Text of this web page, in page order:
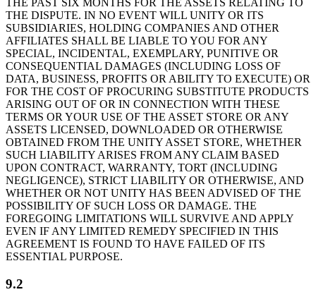
THE PAST SIX MONTHS FOR THE ASSETS RELATING TO
THE DISPUTE. IN NO EVENT WILL UNITY OR ITS
SUBSIDIARIES, HOLDING COMPANIES AND OTHER
AFFILIATES SHALL BE LIABLE TO YOU FOR ANY
SPECIAL, INCIDENTAL, EXEMPLARY, PUNITIVE OR
CONSEQUENTIAL DAMAGES (INCLUDING LOSS OF
DATA, BUSINESS, PROFITS OR ABILITY TO EXECUTE) OR
FOR THE COST OF PROCURING SUBSTITUTE PRODUCTS
ARISING OUT OF OR IN CONNECTION WITH THESE
TERMS OR YOUR USE OF THE ASSET STORE OR ANY
ASSETS LICENSED, DOWNLOADED OR OTHERWISE
OBTAINED FROM THE UNITY ASSET STORE, WHETHER
SUCH LIABILITY ARISES FROM ANY CLAIM BASED
UPON CONTRACT, WARRANTY, TORT (INCLUDING
NEGLIGENCE), STRICT LIABILITY OR OTHERWISE, AND
WHETHER OR NOT UNITY HAS BEEN ADVISED OF THE
POSSIBILITY OF SUCH LOSS OR DAMAGE. THE
FOREGOING LIMITATIONS WILL SURVIVE AND APPLY
EVEN IF ANY LIMITED REMEDY SPECIFIED IN THIS
AGREEMENT IS FOUND TO HAVE FAILED OF ITS
ESSENTIAL PURPOSE.
9.2